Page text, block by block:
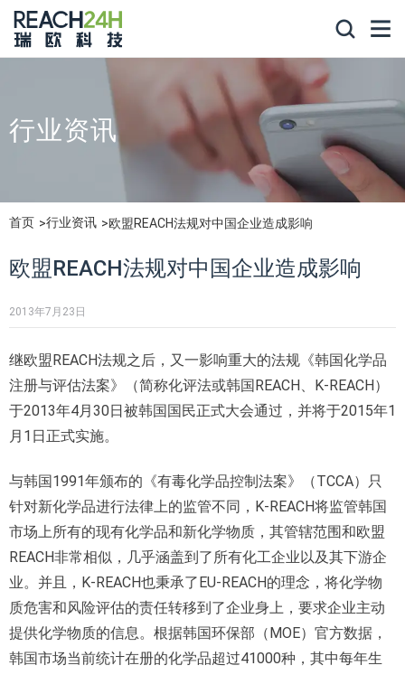
行业资讯
首页 行业资讯 欧盟REACH法规对中国企业造成影响
欧盟REACH法规对中国企业造成影响
2013年7月23日
继欧盟REACH法规之后，又一影响重大的法规《韩国化学品
注册与评估法案》（简称化评法或韩国REACH、K-REACH）
于2013年4月30日被韩国国民正式大会通过，并将于2015年1
月1日正式实施。
与韩国1991年颁布的《有毒化学品控制法案》（TCCA）只
针对新化学品进行法律上的监管不同，K-REACH将监管韩国
市场上所有的现有化学品和新化学物质，其管辖范围和欧盟
REACH非常相似，几乎涵盖到了所有化工企业以及其下游企
业。并且，K-REACH也秉承了EU-REACH的理念，将化学物
质危害和风险评估的责任转移到了企业身上，要求企业主动
提供化学物质的信息。根据韩国环保部（MOE）官方数据，
韩国市场当前统计在册的化学品超过41000种，其中每年生